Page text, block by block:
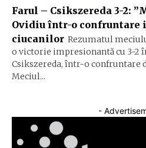
Farul – Csikszereda 3-2:
Ovidiu într-o confruntare
ciucanilor Rezumatul
o victorie impresionantă cu 3-2
Csikszereda, într-o confruntare
Meciul...
-